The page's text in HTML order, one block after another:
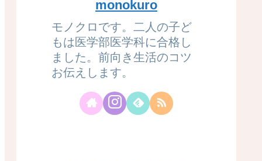
monokuro
モノクロです。二人の子ど
もは医学部医学科に合格し
ました。前向き生活のコツ
お伝えします。